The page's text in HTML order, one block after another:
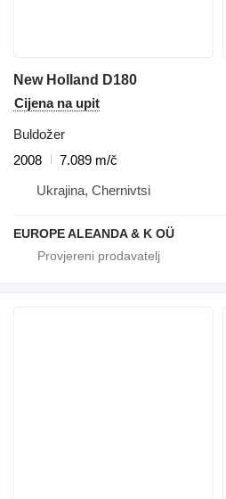
New Holland D180
Cijena na upit
Buldožer
2008
7.089 m/č
Ukrajina, Chernivtsi
EUROPE ALEANDA & K OÜ